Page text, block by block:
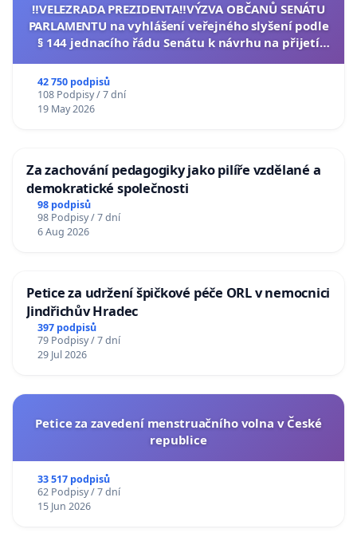
‼️VELEZRADA PREZIDENTA‼️VÝZVA OBČANŮ SENÁTU
PARLAMENTU na vyhlášení veřejného slyšení podle
§ 144 jednacího řádu Senátu k návrhu na přijetí
42 750 podpisů
108 Podpisy / 7 dní
19 May 2026
Za zachování pedagogiky jako pilíře vzdělané a
demokratické společnosti
98 podpisů
98 Podpisy / 7 dní
6 Aug 2026
Petice za udržení špičkové péče ORL v nemocnici
Jindřichův Hradec
397 podpisů
79 Podpisy / 7 dní
29 Jul 2026
Petice za zavedení menstruačního volna v České
republice
33 517 podpisů
62 Podpisy / 7 dní
15 Jun 2026